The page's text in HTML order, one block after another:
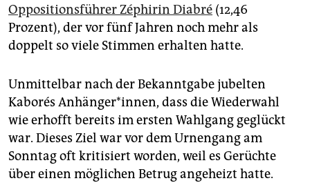
Oppositionsführer Zéphirin Diabré (12,46
Prozent), der vor fünf Jahren noch mehr als
doppelt so viele Stimmen erhalten hatte.
Unmittelbar nach der Bekanntgabe jubelten
Kaborés Anhänger*innen, dass die Wiederwahl
wie erhofft bereits im ersten Wahlgang geglückt
war. Dieses Ziel war vor dem Urnengang am
Sonntag oft kritisiert worden, weil es Gerüchte
über einen möglichen Betrug angeheizt hatte.